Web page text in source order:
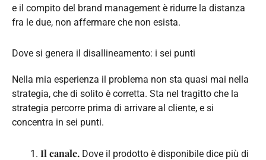
e il compito del brand management è ridurre la distanza
fra le due, non affermare che non esista.
Dove si genera il disallineamento: i sei punti
Nella mia esperienza il problema non sta quasi mai nella
strategia, che di solito è corretta. Sta nel tragitto che la
strategia percorre prima di arrivare al cliente, e si
concentra in sei punti.
Il canale. Dove il prodotto è disponibile dice più di